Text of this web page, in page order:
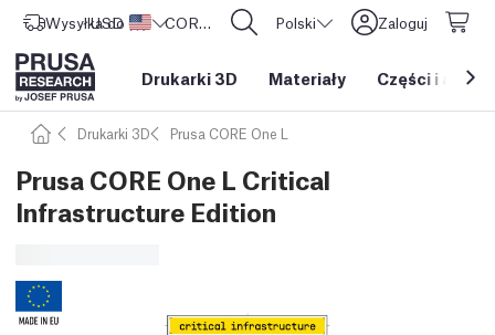
Wysyłka do Stany Zjednoczone
USD ($) CORE One L: Już w sprzedaży! Polski Zaloguj
Drukarki 3D Materiały Części i
Drukarki 3D Prusa CORE One L
Prusa CORE One L Critical
Infrastructure Edition